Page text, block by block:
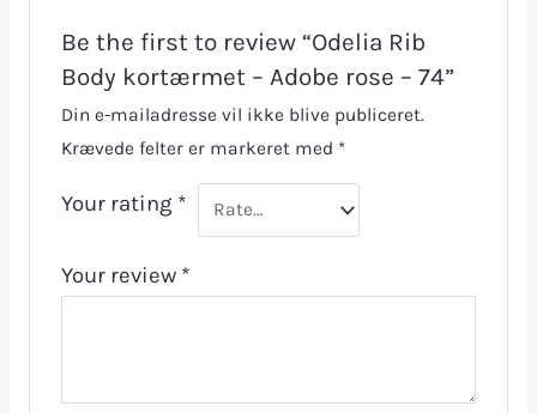
Be the first to review “Odelia Rib
Body kortærmet – Adobe rose – 74”
Din e-mailadresse vil ikke blive publiceret.
Krævede felter er markeret med *
Your rating *
Your review *